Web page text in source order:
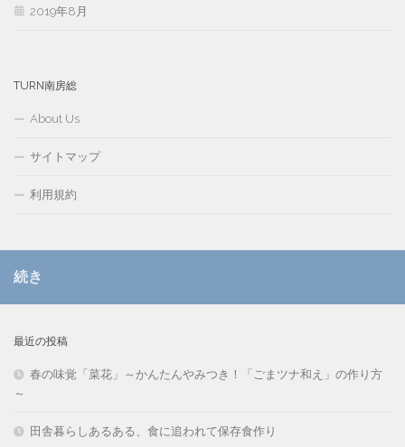
2019年8月
TURN南房総
About Us
サイトマップ
利用規約
続き
最近の投稿
春の味覚「菜花」～かんたんやみつき！「ごまツナ和え」の作り方
～
田舎暮らしあるある、食に追われて保存食作り